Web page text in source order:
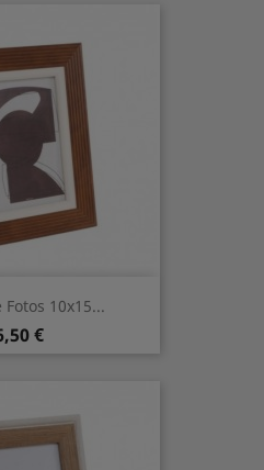
Fotos 10x15...
€